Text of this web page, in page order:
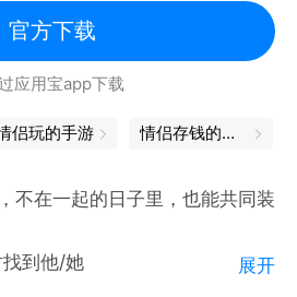
式】（免费）
边看边聊
碰屏幕就能感受到 Ta
态也能传呼 Ta
，照片视频永久保存
】（内含广告）
着你们的关系一起成长
官方下载
应用宝app下载
侣玩的手游 情侣存钱的软件
不在一起的日子里，也能共同装
到他/她
展开